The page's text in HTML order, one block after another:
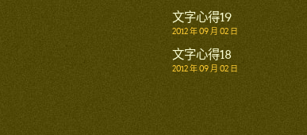
文字心得19
2012 年 09 月 02 日
文字心得18
2012 年 09 月 02 日